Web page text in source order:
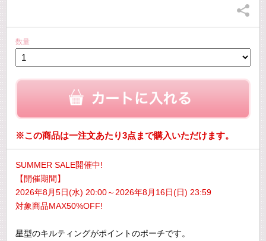
数量
※この商品は一注文あたり3点まで購入いただけます。
SUMMER SALE開催中!
【開催期間】
2026年8月5日(水) 20:00～2026年8月16日(日) 23:59
対象商品MAX50%OFF!
星型のキルティングがポイントのポーチです。